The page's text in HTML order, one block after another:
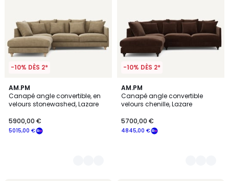
-10% DÈS 2*
AM.PM
Canapé angle convertible, en
velours stonewashed, Lazare
5015,00 €
5900,00 €
3
Couleurs
-10% DÈS 2*
AM.PM
Canapé angle convertible
velours chenille, Lazare
4845,00 €
5700,00 €
8
Couleurs